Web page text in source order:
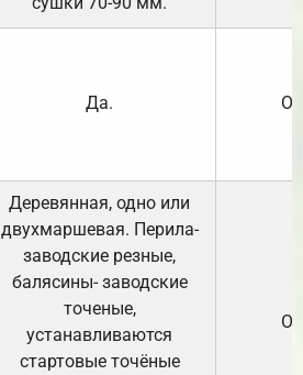
Да.
Деревянная, одно или
двухмаршевая. Перила-
заводские резные,
балясины- заводские
точеные,
устанавливаются
стартовые точёные